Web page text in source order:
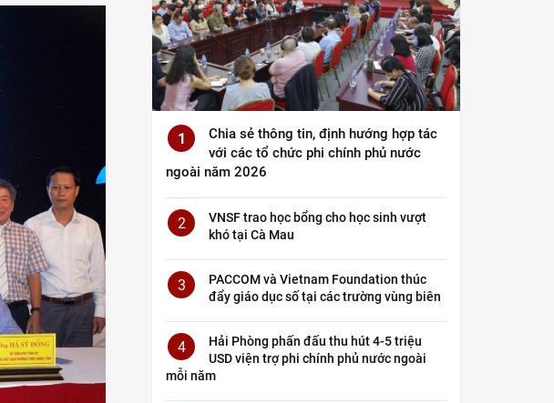
1
Chia sẻ thông tin, định hướng hợp tác
với các tổ chức phi chính phủ nước
ngoài năm 2026
2
VNSF trao học bổng cho học sinh vượt
khó tại Cà Mau
3
PACCOM và Vietnam Foundation thúc
đẩy giáo dục số tại các trường vùng biên
4
Hải Phòng phấn đấu thu hút 4-5 triệu
USD viện trợ phi chính phủ nước ngoài
mỗi năm